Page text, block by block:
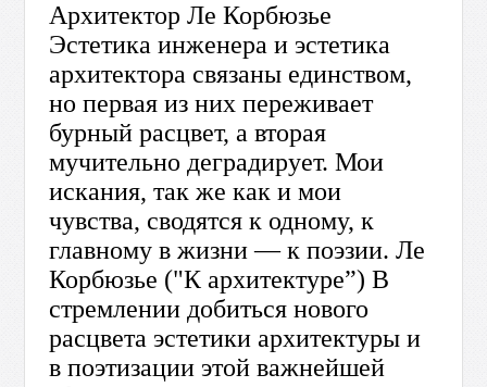
Архитектор Ле Корбюзье
Эстетика инженера и эстетика
архитектора связаны единством,
но первая из них переживает
бурный расцвет, а вторая
мучительно деградирует. Мои
искания, так же как и мои
чувства, сводятся к одному, к
главному в жизни — к поэзии. Лe
Корбюзье ("К архитектуре”) В
стремлении добиться нового
расцвета эстетики архитектуры и
в поэтизации этой важнейшей